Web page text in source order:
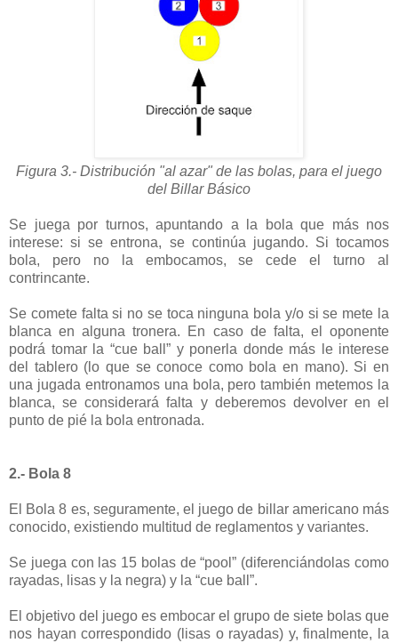
Figura 3.- Distribución "al azar" de las bolas, para el juego
del Billar Básico
Se juega por turnos, apuntando a la bola que más nos
interese: si se entrona, se continúa jugando. Si tocamos
bola, pero no la embocamos, se cede el turno al
contrincante.
Se comete falta si no se toca ninguna bola y/o si se mete la
blanca en alguna tronera. En caso de falta, el oponente
podrá tomar la “cue ball” y ponerla donde más le interese
del tablero (lo que se conoce como bola en mano). Si en
una jugada entronamos una bola, pero también metemos la
blanca, se considerará falta y deberemos devolver en el
punto de pié la bola entronada.
2.- Bola 8
El Bola 8 es, seguramente, el juego de billar americano más
conocido, existiendo multitud de reglamentos y variantes.
Se juega con las 15 bolas de “pool” (diferenciándolas como
rayadas, lisas y la negra) y la “cue ball”.
El objetivo del juego es embocar el grupo de siete bolas que
nos hayan correspondido (lisas o rayadas) y, finalmente, la